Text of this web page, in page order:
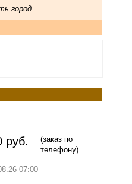
город
руб.
07:00
(заказ по
телефону)